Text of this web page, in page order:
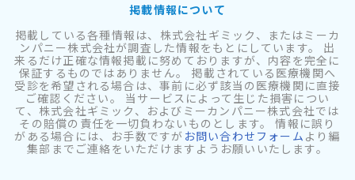
掲載情報について
掲載している各種情報は、株式会社ギミック、またはミーカ
ンパニー株式会社が調査した情報をもとにしています。 出
来るだけ正確な情報掲載に努めておりますが、内容を完全に
保証するものではありません。 掲載されている医療機関へ
受診を希望される場合は、事前に必ず該当の医療機関に直接
ご確認ください。 当サービスによって生じた損害につい
て、株式会社ギミック、およびミーカンパニー株式会社では
その賠償の責任を一切負わないものとします。 情報に誤り
がある場合には、お手数ですが お問い合わせフォーム より編
集部までご連絡をいただけますようお願いいたします。